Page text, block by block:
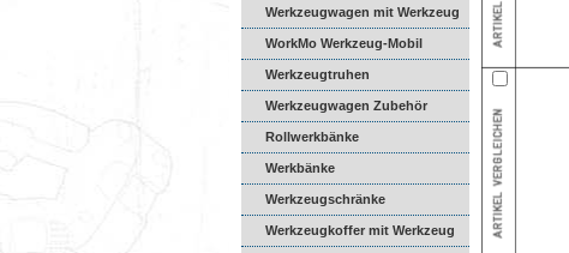
Werkzeugwagen mit Werkzeug
WorkMo Werkzeug-Mobil
Werkzeugtruhen
Werkzeugwagen Zubehör
Rollwerkbänke
Werkbänke
Werkzeugschränke
Werkzeugkoffer mit Werkzeug